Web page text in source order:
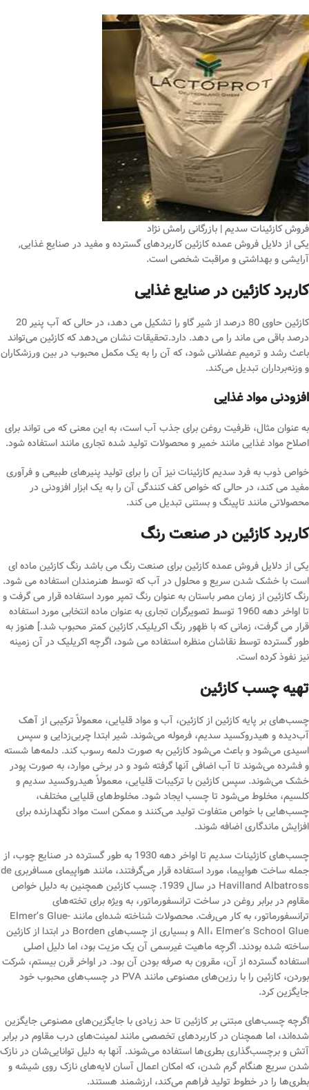
فروش کازئینات سدیم | بازرگانی رامش نژاد
یکی از دلایل فروش عمده کازئین کاربردهای گسترده و مفید در صنایع غذایی,
آرایشی و بهداشتی و مراقبت شخصی است.
کاربرد کازئین در صنایع غذایی
کازئین حاوی 80 درصد از شیر گاو را تشکیل می دهد، در حالی که آب پنیر 20
درصد باقی می ماند را می دهد. دارد.تحقیقات نشان می‌دهد که کازئین می‌تواند
باعث رشد و ترمیم عضلانی شود، که آن را به یک مکمل محبوب در بین ورزشکاران
و وزنه‌برداران تبدیل می‌کند.
افزودنی مواد غذایی
به عنوان مثال، ظرفیت روغن برای جذب آب است، به این معنی که می تواند برای
اصلاح مواد غذایی مانند خمیر و محصولات تولید شده تجاری مانند استفاده شود.
خواص ذوب به فرد سدیم کازئینات نیز آن را برای تولید پنیرهای طبیعی و فرآوری
مفید می کند، در حالی که خواص کف کنندگی آن را به یک ابزار افزودنی در
محصولاتی مانند تاپینگ و بستنی تبدیل می کند.
کاربرد کازئین در صنعت رنگ
یکی از دلایل فروش عمده کازئین برای صنعت رنگ می باشد رنگ کازئین ماده ای
است با خشک شدن سریع و محلول در آب که توسط هنرمندان استفاده می شود.
رنگ کازئین از زمان مصر باستان به عنوان رنگ تمپر مورد استفاده قرار می گرفت و
تا اواخر دهه 1960 توسط تصویرگران تجاری به عنوان ماده انتخابی مورد استفاده
قرار می گرفت، زمانی که با ظهور رنگ اکریلیک, کازئین کمتر محبوب شد.] هنوز به
طور گسترده توسط نقاشان منظره استفاده می شود، اگرچه اکریلیک در آن زمینه
نیز نفوذ کرده است.
تهیه چسب کازئین
چسب‌های بر پایه کازئین از کازئین، آب و مواد قلیایی، معمولاً ترکیبی از آهک
آب‌دیده و هیدروکسید سدیم، فرموله می‌شوند. شیر ابتدا چربی‌زدایی و سپس
اسیدی می‌شود و باعث می‌شود کازئین به صورت دلمه رسوب کند. دلمه‌ها شسته
و فشرده می‌شوند تا آب اضافی آنها گرفته شود و در برخی موارد، به صورت پودر
خشک می‌شوند. سپس کازئین با ترکیبات قلیایی، معمولاً هیدروکسید سدیم و
کلسیم، مخلوط می‌شود تا چسب ایجاد شود. مخلوط‌های قلیایی مختلف،
چسب‌هایی با خواص متفاوت تولید می‌کنند و ممکن است مواد نگهدارنده برای
افزایش ماندگاری اضافه شوند.
چسب‌های کازئینات سدیم تا اواخر دهه 1930 به طور گسترده در صنایع چوب، از
جمله ساخت هواپیما، مورد استفاده قرار می‌گرفتند، مانند هواپیمای مسافربری de
Havilland Albatross در سال 1939. چسب کازئین همچنین به دلیل خواص
مقاوم در برابر روغن در ساخت ترانسفورماتور، به ویژه برای تخته‌های
ترانسفورماتور، به کار می‌رفت. محصولات شناخته شده‌ای مانند Elmer’s Glue-
All، Elmer’s School Glue و بسیاری از چسب‌های Borden در ابتدا از کازئین
ساخته شده بودند. اگرچه ماهیت غیرسمی آن یک مزیت بود، اما دلیل اصلی
استفاده گسترده از آن، مقرون به صرفه بودن آن بود. در اواخر قرن بیستم، شرکت
بوردن، کازئین را با رزین‌های مصنوعی مانند PVA در چسب‌های محبوب خود
جایگزین کرد.
اگرچه چسب‌های مبتنی بر کازئین تا حد زیادی با جایگزین‌های مصنوعی جایگزین
شده‌اند، اما همچنان در کاربردهای تخصصی مانند لمینت‌های درب مقاوم در برابر
آتش و برچسب‌گذاری بطری‌ها استفاده می‌شوند. آنها به دلیل توانایی‌شان در نازک
شدن سریع هنگام گرم شدن، که امکان اعمال آسان لایه‌های نازک روی شیشه و
بطری‌ها را در خطوط تولید فراهم می‌کند، ارزشمند هستند.